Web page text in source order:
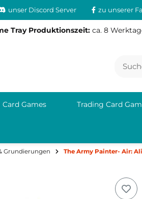
unser Discord Server zu unserer
Tray Produktionszeit: ca. 8
Games Trading Card
Grundierungen The Army Painter- Air: